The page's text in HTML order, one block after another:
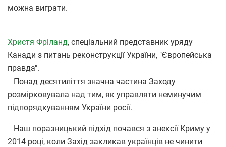
можна виграти.
Христя Фріланд, спеціальний представник уряду
Канади з питань реконструкції України, "Європейська
правда".
Понад десятиліття значна частина Заходу
розмірковувала над тим, як управляти неминучим
підпорядкуванням України росії.
Наш поразницький підхід почався з анексії Криму у
2014 році, коли Захід закликав українців не чинити